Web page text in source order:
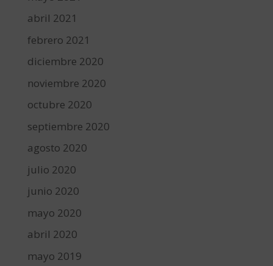
abril 2021
febrero 2021
diciembre 2020
noviembre 2020
octubre 2020
septiembre 2020
agosto 2020
julio 2020
junio 2020
mayo 2020
abril 2020
mayo 2019